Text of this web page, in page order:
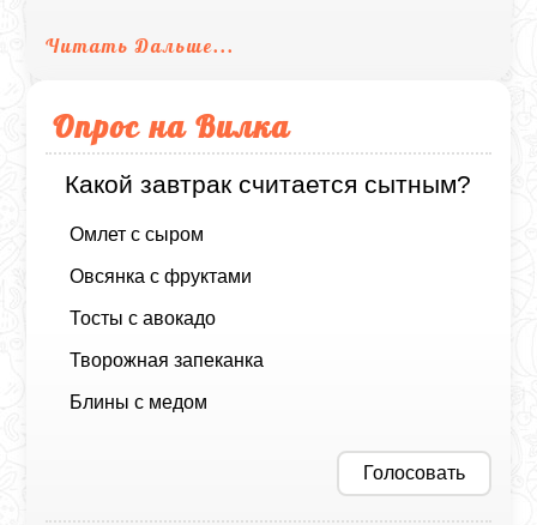
Читать Дальше...
Опрос на Вилка
Какой завтрак считается сытным?
Омлет с сыром
Овсянка с фруктами
Тосты с авокадо
Творожная запеканка
Блины с медом
Голосовать